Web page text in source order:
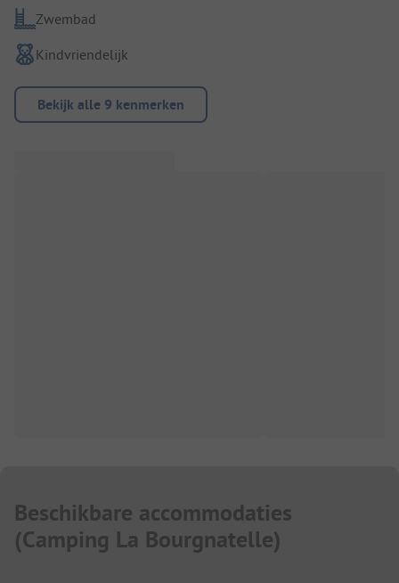
Zwembad
Kindvriendelijk
Bekijk alle 9 kenmerken
Beschikbare accommodaties
(Camping La Bourgnatelle)